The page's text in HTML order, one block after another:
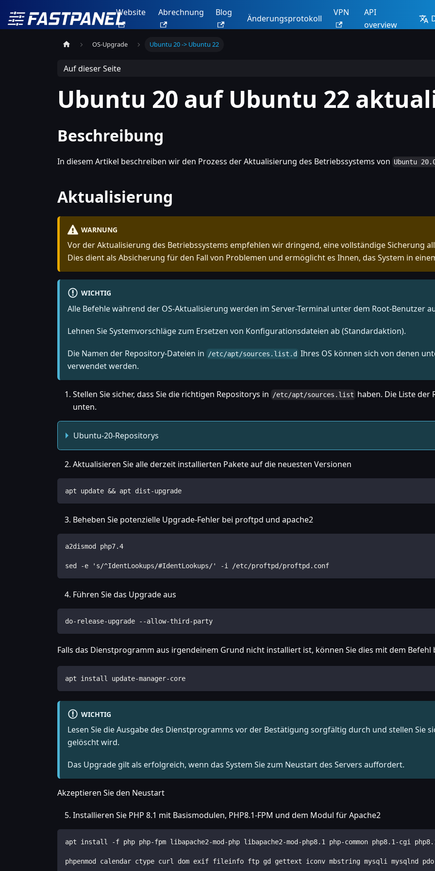
Website Abrechnung Blog
Änderungsprotokoll
VPN
API
overview
OS-Upgrade Ubuntu 20 -> Ubuntu 22
Auf dieser Seite
Ubuntu 20 auf Ubuntu 22
Beschreibung
In diesem Artikel beschreiben wir den Prozess der Aktualisierung des Betriebssystems von Ubuntu
Aktualisierung
WARNUNG
Vor der Aktualisierung des Betriebssystems empfehlen wir dringend, eine vollständige Sicherung
Dies dient als Absicherung für den Fall von Problemen und ermöglicht es Ihnen, das System in
WICHTIG
Alle Befehle während der OS-Aktualisierung werden im Server-Terminal unter dem Root-Benutzer
Lehnen Sie Systemvorschläge zum Ersetzen von Konfigurationsdateien ab (Standardaktion).
Die Namen der Repository-Dateien in /etc/apt/sources.list.d Ihres OS können sich von denen
verwendet werden.
Stellen Sie sicher, dass Sie die richtigen Repositorys in /etc/apt/sources.list haben. Die Liste der
unten.
Ubuntu-20-Repositorys
Aktualisieren Sie alle derzeit installierten Pakete auf die neuesten Versionen
apt update && apt dist-upgrade
Beheben Sie potenzielle Upgrade-Fehler bei proftpd und apache2
a2dismod php7.4
sed -e 's/^IdentLookups/#IdentLookups/' -i /etc/proftpd/proftpd.conf
Führen Sie das Upgrade aus
do-release-upgrade --allow-third-party
Falls das Dienstprogramm aus irgendeinem Grund nicht installiert ist, können Sie dies mit dem Befehl
apt install update-manager-core
WICHTIG
Lesen Sie die Ausgabe des Dienstprogramms vor der Bestätigung sorgfältig durch und stellen Sie
gelöscht wird.
Das Upgrade gilt als erfolgreich, wenn das System Sie zum Neustart des Servers auffordert.
Akzeptieren Sie den Neustart
Installieren Sie PHP 8.1 mit Basismodulen, PHP8.1-FPM und dem Modul für Apache2
apt install -f php php-fpm libapache2-mod-php libapache2-mod-php8.1 php-common php8.1-cgi
phpenmod calendar ctype curl dom exif fileinfo ftp gd gettext iconv mbstring mysqli mysqlnd pdo